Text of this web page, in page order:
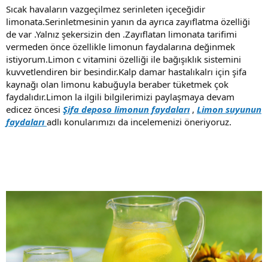
l
a
t
a
n
a
r
i
h
Sıcak havaların vazgeçilmez serinleten içeceğidir
limonata.Serinletmesinin yanın da ayrıca zayıflatma özelliği
de var .Yalnız şekersizin den .Zayıflatan limonata tarifimi
vermeden önce özellikle limonun faydalarına değinmek
istiyorum.Limon c vitamini özelliği ile bağışıklık sistemini
kuvvetlendiren bir besindir.Kalp damar hastalıkalrı için şifa
kaynağı olan limonu kabuğuyla beraber tüketmek çok
faydalıdır.Limon la ilgili bilgilerimizi paylaşmaya devam
edicez öncesi Şifa deposo limonun faydaları, Limon suyunun
faydalarıadlı konularımızı da incelemenizi öneriyoruz.